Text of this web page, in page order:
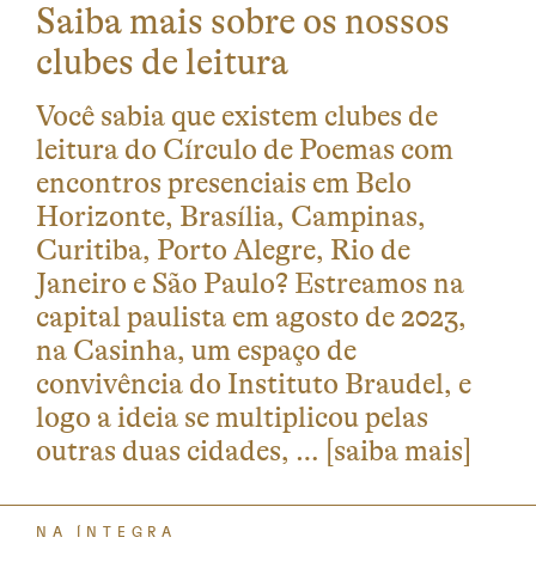
Saiba mais sobre os nossos
clubes de leitura
Você sabia que existem clubes de
leitura do Círculo de Poemas com
encontros presenciais em Belo
Horizonte, Brasília, Campinas,
Curitiba, Porto Alegre, Rio de
Janeiro e São Paulo? Estreamos na
capital paulista em agosto de 2023,
na Casinha, um espaço de
convivência do Instituto Braudel, e
logo a ideia se multiplicou pelas
outras duas cidades, … [saiba mais]
NA ÍNTEGRA